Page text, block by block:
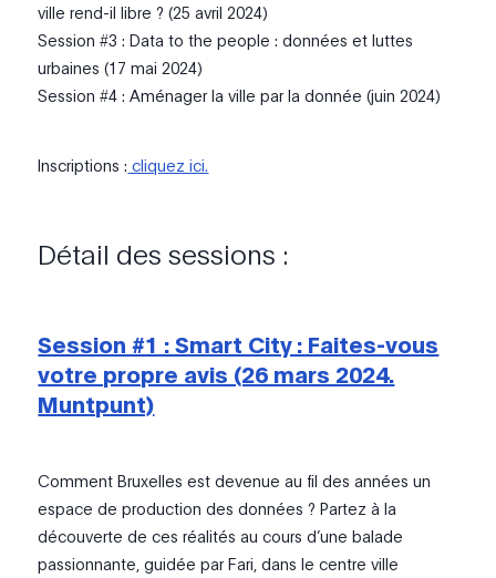
ville rend-il libre ? (25 avril 2024)
Session #3 : Data to the people : données et luttes
urbaines (17 mai 2024)
Session #4 : Aménager la ville par la donnée (juin 2024)
Inscriptions : cliquez ici.
Détail des sessions :
Session #1 : Smart City : Faites-vous
votre propre avis (26 mars 2024.
Muntpunt)
Comment Bruxelles est devenue au fil des années un
espace de production des données ? Partez à la
découverte de ces réalités au cours d’une balade
passionnante, guidée par Fari, dans le centre ville